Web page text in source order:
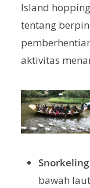
Island
tentang
aktivitas
bawah